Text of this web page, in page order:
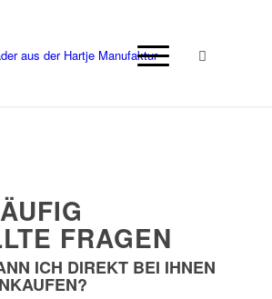
FRAGEN
ICH DIREKT BEI IHNEN